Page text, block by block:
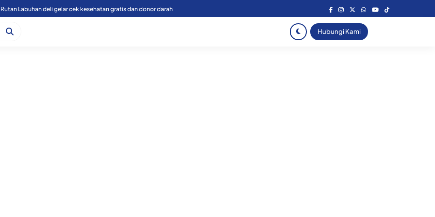
Rutan Labuhan deli gelar cek kesehatan gratis dan donor darah
Hubungi Kami